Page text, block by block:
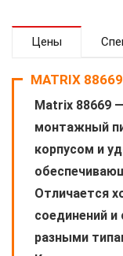
Цены
MATRIX 88669
Matrix 88669
монтажный
корпусом и
Отличается
соединений
разными